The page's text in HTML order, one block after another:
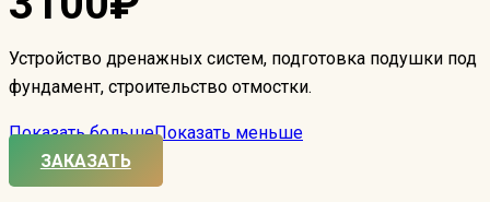
Устройство дренажных систем, подготовка подушки под
фундамент, строительство отмостки.
Показать большеПоказать меньше
ЗАКАЗАТЬ